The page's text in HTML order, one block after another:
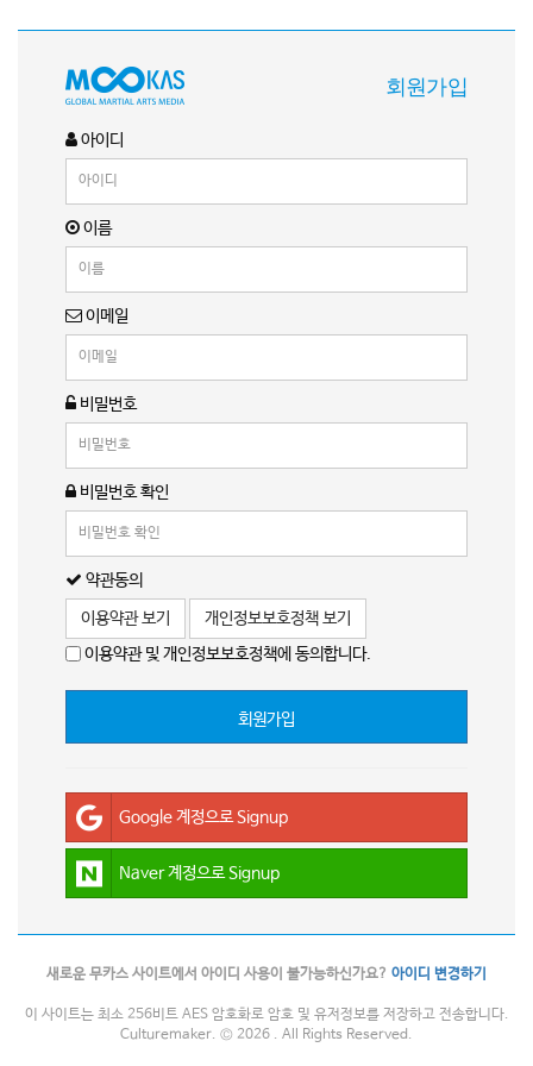
회원가입
아이디
이름
이메일
비밀번호
비밀번호 확인
약관동의
이용약관 보기
개인정보보호정책 보기
이용약관 및 개인정보보호정책에 동의합니다.
회원가입
Google 계정으로 Signup
Naver 계정으로 Signup
새로운 무카스 사이트에서 아이디 사용이 불가능하신가요? 아이디 변경하기
이 사이트는 최소 256비트 AES 암호화로 암호 및 유저정보를 저장하고 전송합니다.
Culturemaker. © 2026 . All Rights Reserved.